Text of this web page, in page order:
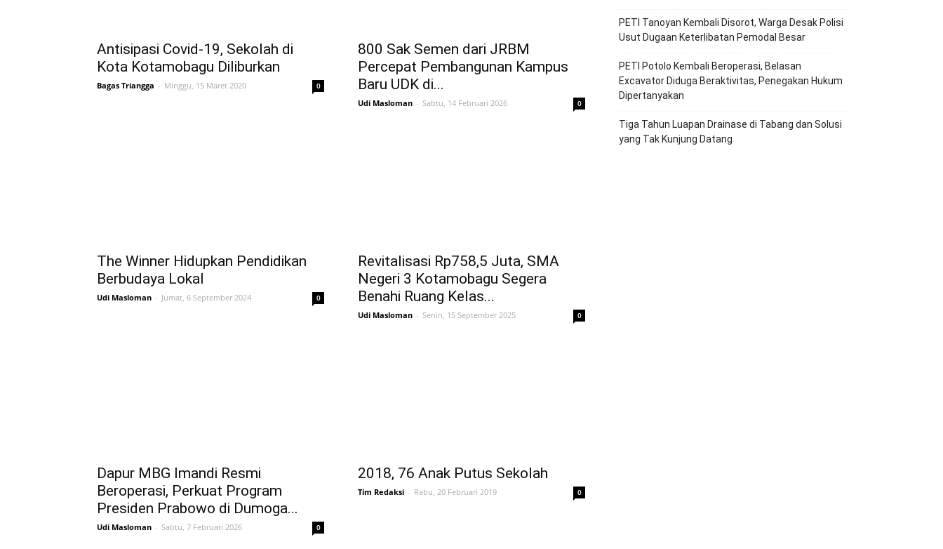
Antisipasi Covid-19, Sekolah di
Kota Kotamobagu Diliburkan
Bagas Triangga - Minggu, 15 Maret 2020 0
800 Sak Semen dari JRBM
Percepat Pembangunan Kampus
Baru UDK di...
Udi Masloman - Sabtu, 14 Februari 2026 0
The Winner Hidupkan Pendidikan
Berbudaya Lokal
Udi Masloman - Jumat, 6 September 2024 0
Revitalisasi Rp758,5 Juta, SMA
Negeri 3 Kotamobagu Segera
Benahi Ruang Kelas...
Udi Masloman - Senin, 15 September 2025 0
Dapur MBG Imandi Resmi
Beroperasi, Perkuat Program
Presiden Prabowo di Dumoga...
Udi Masloman - Sabtu, 7 Februari 2026 0
2018, 76 Anak Putus Sekolah
Tim Redaksi - Rabu, 20 Februari 2019 0
PETI Tanoyan Kembali Disorot, Warga Desak Polisi
Usut Dugaan Keterlibatan Pemodal Besar
PETI Potolo Kembali Beroperasi, Belasan
Excavator Diduga Beraktivitas, Penegakan Hukum
Dipertanyakan
Tiga Tahun Luapan Drainase di Tabang dan Solusi
yang Tak Kunjung Datang